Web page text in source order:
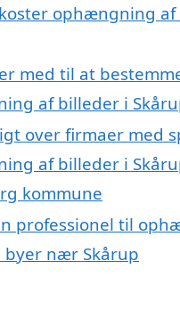
ophængning
med til at
af billeder i
over firmaer med
af billeder i
kommune
professionel til
byer nær Skårup